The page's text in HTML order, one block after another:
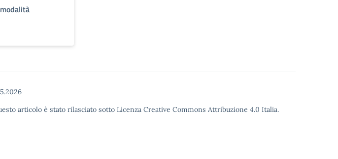
articolo è stato rilasciato sotto Licenza Creative Commons Attribuzione 4.0 Italia.